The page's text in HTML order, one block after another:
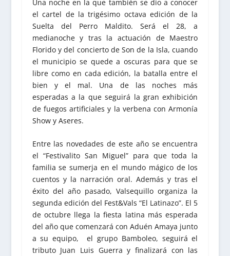
Una noche en la que también se dio a conocer
el cartel de la trigésimo octava edición de la
Suelta del Perro Maldito. Será el 28, a
medianoche y tras la actuación de Maestro
Florido y del concierto de Son de la Isla, cuando
el municipio se quede a oscuras para que se
libre como en cada edición, la batalla entre el
bien y el mal. Una de las noches más
esperadas a la que seguirá la gran exhibición
de fuegos artificiales y la verbena con Armonía
Show y Aseres.
Entre las novedades de este año se encuentra
el “Festivalito San Miguel” para que toda la
familia se sumerja en el mundo mágico de los
cuentos y la narración oral. Además y tras el
éxito del año pasado, Valsequillo organiza la
segunda edición del Fest&Vals “El Latinazo”. El 5
de octubre llega la fiesta latina más esperada
del año que comenzará con Aduén Amaya junto
a su equipo, el grupo Bamboleo, seguirá el
tributo Juan Luis Guerra y finalizará con las